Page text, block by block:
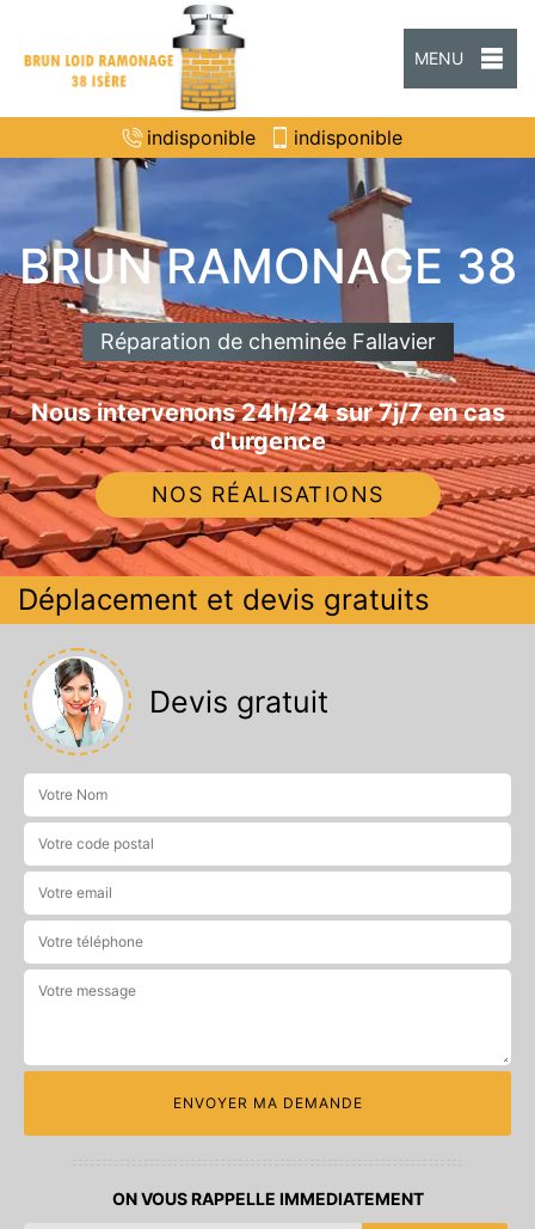
MENU
indisponible indisponible
BRUN RAMONAGE 38
Réparation de cheminée Fallavier
Nous intervenons 24h/24 sur 7j/7 en cas
d'urgence
NOS RÉALISATIONS
Déplacement et devis gratuits
Devis gratuit
ON VOUS RAPPELLE IMMEDIATEMENT